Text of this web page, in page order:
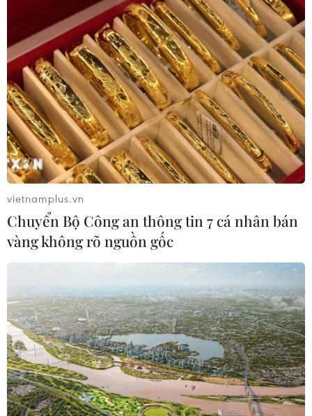
09/08/2026 06:56
Đà Nẵng: Cứu sống 2 trong 4 du
khách mất tích tại Mũi Nghê
09/08/2026 06:55
Điểm chuẩn Đại học Bách khoa Hà
Nội lập đỉnh với 29,54 điểm
09/08/2026 06:51
Điểm chuẩn Đại học Kinh tế quốc
mỗi môn
09/08/2026 06:40
Các trường đại học bắt đầu công bố
điểm chuẩn xét tuyển năm 2026
09/08/2026 06:25
vietnamplus.vn
Chuyển Bộ Công an thông tin 7 cá nhân bán
vàng không rõ nguồn gốc